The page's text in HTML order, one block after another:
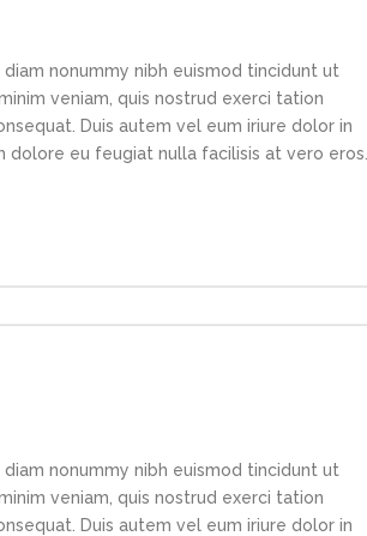
nonummy nibh euismod tincidunt ut
veniam, quis nostrud exerci tation
Duis autem vel eum iriure dolor in
eu feugiat nulla facilisis at vero eros...
nonummy nibh euismod tincidunt ut
veniam, quis nostrud exerci tation
Duis autem vel eum iriure dolor in